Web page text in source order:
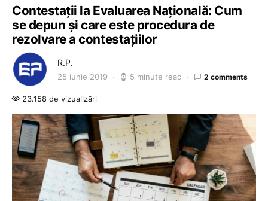
Contestații la Evaluarea Națională: Cum
se depun și care este procedura de
rezolvare a contestațiilor
R.P.
25 iunie 2019 5 minute read 2 comments
23.158 de vizualizări